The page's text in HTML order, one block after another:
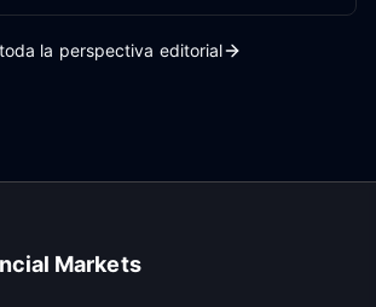
la perspectiva editorial
Markets